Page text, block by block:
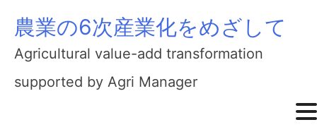
Skip農業の6次産業化をめざして
Agricultural value-add transformation
supported by Agri Manager